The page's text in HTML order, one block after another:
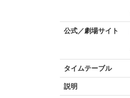
公式／劇場サイト
タイムテーブル
説明